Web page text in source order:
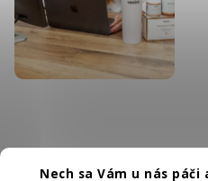
Nech sa Vám u nás